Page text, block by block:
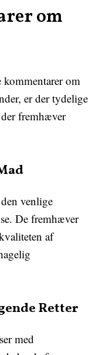
om
kommentarer om
er der tydelige
fremhæver
venlige
De fremhæver
af
Retter
med